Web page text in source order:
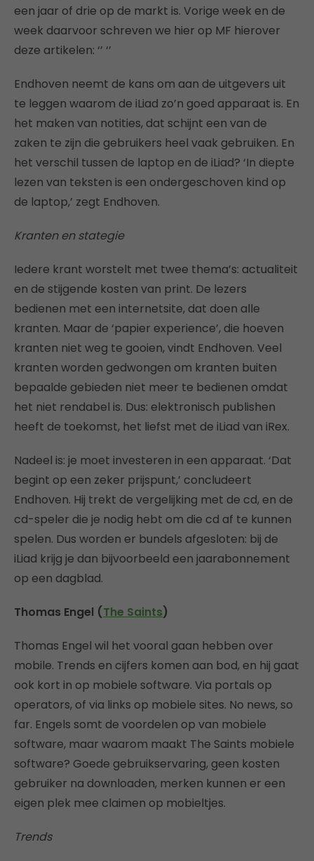
een jaar of drie op de markt is. Vorige week en de
week daarvoor schreven we hier op MF hierover
deze artikelen: ‘’ ‘’
Endhoven neemt de kans om aan de uitgevers uit
te leggen waarom de iLiad zo’n goed apparaat is. En
het maken van notities, dat schijnt een van de
zaken te zijn die gebruikers heel vaak gebruiken. En
het verschil tussen de laptop en de iLiad? ‘In diepte
lezen van teksten is een ondergeschoven kind op
de laptop,’ zegt Endhoven.
Kranten en stategie
Iedere krant worstelt met twee thema’s: actualiteit
en de stijgende kosten van print. De lezers
bedienen met een internetsite, dat doen alle
kranten. Maar de ‘papier experience’, die hoeven
kranten niet weg te gooien, vindt Endhoven. Veel
kranten worden gedwongen om kranten buiten
bepaalde gebieden niet meer te bedienen omdat
het niet rendabel is. Dus: elektronisch publishen
heeft de toekomst, het liefst met de iLiad van iRex.
Nadeel is: je moet investeren in een apparaat. ‘Dat
begint op een zeker prijspunt,’ concludeert
Endhoven. Hij trekt de vergelijking met de cd, en de
cd-speler die je nodig hebt om die cd af te kunnen
spelen. Dus worden er bundels afgesloten: bij de
iLiad krijg je dan bijvoorbeeld een jaarabonnement
op een dagblad.
Thomas Engel (The Saints)
Thomas Engel wil het vooral gaan hebben over
mobile. Trends en cijfers komen aan bod, en hij gaat
ook kort in op mobiele software. Via portals op
operators, of via links op mobiele sites. No news, so
far. Engels somt de voordelen op van mobiele
software, maar waarom maakt The Saints mobiele
software? Goede gebruikservaring, geen kosten
gebruiker na downloaden, merken kunnen er een
eigen plek mee claimen op mobieltjes.
Trends